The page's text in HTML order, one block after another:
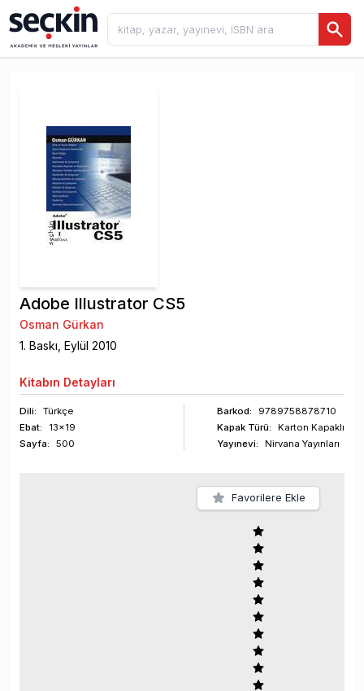
Adobe Illustrator CS5
Osman Gürkan
1. Baskı, Eylül 2010
Kitabın Detayları
Dili:
Türkçe
Ebat:
13x19
Sayfa: 500
Barkod:
9789758878710
Kapak Türü:
Karton Kapaklı
Yayınevi:
Nirvana Yayınları
Favorilere Ekle